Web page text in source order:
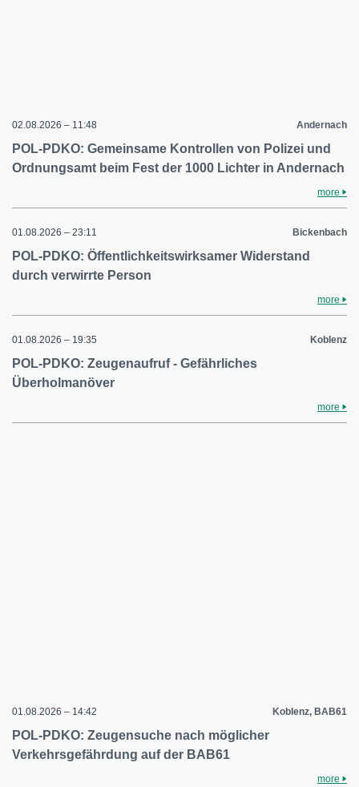
02.08.2026 – 11:48 Andernach
POL-PDKO: Gemeinsame Kontrollen von Polizei und
Ordnungsamt beim Fest der 1000 Lichter in Andernach
more
01.08.2026 – 23:11 Bickenbach
POL-PDKO: Öffentlichkeitswirksamer Widerstand
durch verwirrte Person
more
01.08.2026 – 19:35 Koblenz
POL-PDKO: Zeugenaufruf - Gefährliches
Überholmanöver
more
01.08.2026 – 14:42 Koblenz, BAB61
POL-PDKO: Zeugensuche nach möglicher
Verkehrsgefährdung auf der BAB61
more